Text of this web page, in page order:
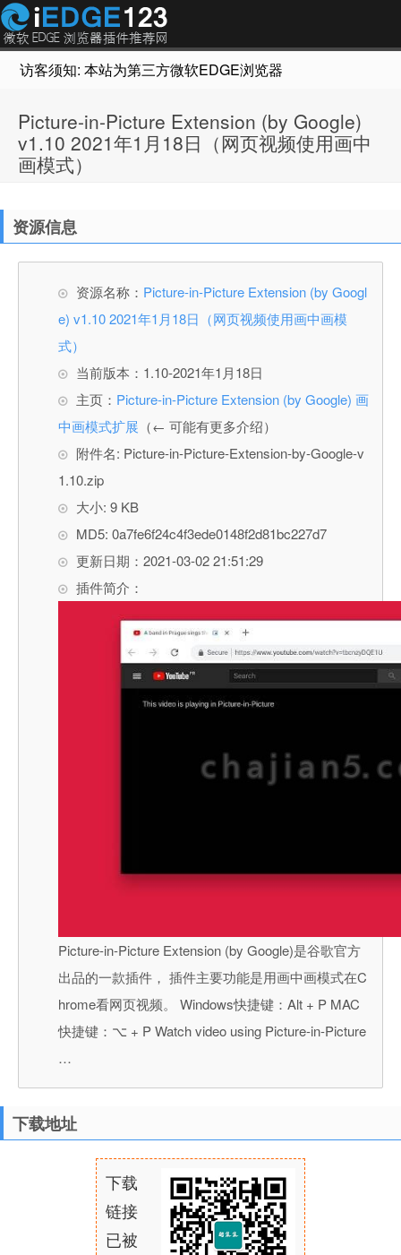
访客须知: 本站为第三方微软EDGE浏览器插件推荐网站，
Picture-in-Picture Extension (by Google)
v1.10 2021年1月18日（网页视频使用画中
画模式）
资源信息
资源名称： Picture-in-Picture Extension (by Googl
e) v1.10 2021年1月18日（网页视频使用画中画模
式）
当前版本：1.10-2021年1月18日
主页： Picture-in-Picture Extension (by Google) 画
中画模式扩展 （← 可能有更多介绍）
附件名: Picture-in-Picture-Extension-by-Google-v
1.10.zip
大小: 9 KB
MD5: 0a7fe6f24c4f3ede0148f2d81bc227d7
更新日期：2021-03-02 21:51:29
插件简介：
Picture-in-Picture Extension (by Google)是谷歌官方
出品的一款插件， 插件主要功能是用画中画模式在C
hrome看网页视频。 Windows快捷键：Alt + P MAC
快捷键：⌥ + P Watch video using Picture-in-Picture
…
下载地址
下载
链接
已被